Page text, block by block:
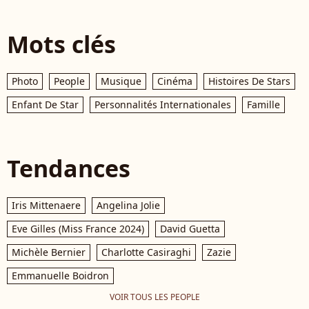
Mots clés
Photo People Musique Cinéma
Histoires De Stars
Enfant De Star
Personnalités Internationales Famille
Tendances
Iris Mittenaere
Angelina Jolie
Eve Gilles (Miss France 2024)
David Guetta
Michèle Bernier
Charlotte Casiraghi
Zazie
Emmanuelle Boidron
VOIR TOUS LES PEOPLE